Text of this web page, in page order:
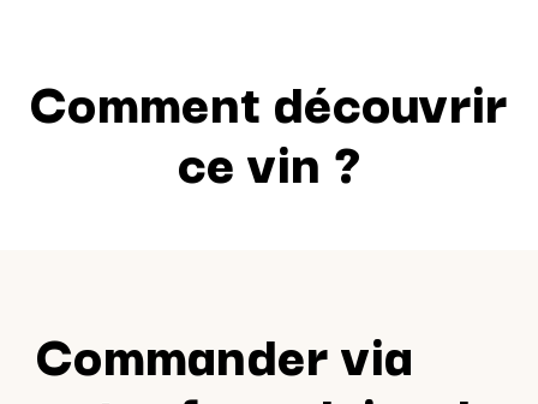
Comment découvrir
ce vin ?
Commander via